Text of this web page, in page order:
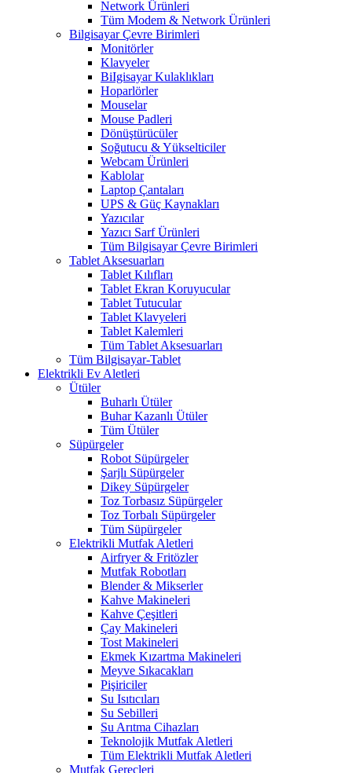
Network Ürünleri
Tüm Modem & Network Ürünleri
Bilgisayar Çevre Birimleri
Monitörler
Klavyeler
BiIgisayar Kulaklıkları
Hoparlörler
Mouselar
Mouse Padleri
Dönüştürücüler
Soğutucu & Yükselticiler
Webcam Ürünleri
Kablolar
Laptop Çantaları
UPS & Güç Kaynakları
Yazıcılar
Yazıcı Sarf Ürünleri
Tüm Bilgisayar Çevre Birimleri
Tablet Aksesuarları
Tablet Kılıfları
Tablet Ekran Koruyucular
Tablet Tutucular
Tablet Klavyeleri
Tablet Kalemleri
Tüm Tablet Aksesuarları
Tüm Bilgisayar-Tablet
Elektrikli Ev Aletleri
Ütüler
Buharlı Ütüler
Buhar Kazanlı Ütüler
Tüm Ütüler
Süpürgeler
Robot Süpürgeler
Şarjlı Süpürgeler
Dikey Süpürgeler
Toz Torbasız Süpürgeler
Toz Torbalı Süpürgeler
Tüm Süpürgeler
Elektrikli Mutfak Aletleri
Airfryer & Fritözler
Mutfak Robotları
Blender & Mikserler
Kahve Makineleri
Kahve Çeşitleri
Çay Makineleri
Tost Makineleri
Ekmek Kızartma Makineleri
Meyve Sıkacakları
Pişiriciler
Su Isıtıcıları
Su Sebilleri
Su Arıtma Cihazları
Teknolojik Mutfak Aletleri
Tüm Elektrikli Mutfak Aletleri
Mutfak Gereçleri